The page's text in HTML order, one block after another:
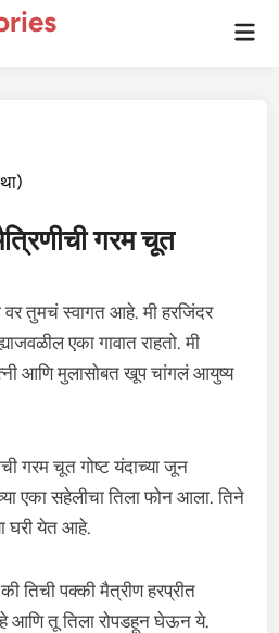
गरम चूत
वर तुमचं स्वागत आहे. मी हरजिंदर
एका गावात राहतो. मी
आणि मुलासोबत खूप चांगलं आयुष्य
गरम चूत गोष्ट यंदाच्या जून
एका सहेलीचा तिला फोन आला. तिने
घरी येत आहे.
तिची पक्की मैत्रीण हरप्रीत
आणि तू तिला रोपडहून घेऊन ये.